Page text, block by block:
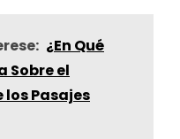
¿En Qué
Sobre el
Pasajes